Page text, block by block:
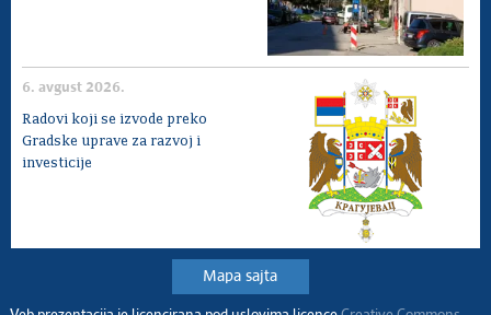
6. avgust 2026.
Radovi koji se izvode preko
Gradske uprave za razvoj i
investicije
Mapa sajta